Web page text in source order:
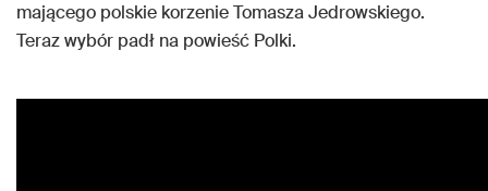
mającego polskie korzenie Tomasza Jedrowskiego.
Teraz wybór padł na powieść Polki.